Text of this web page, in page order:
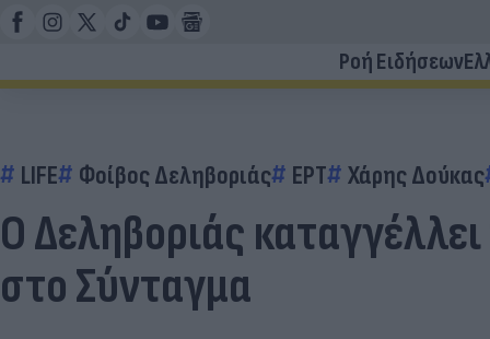
Ροή Ειδήσεων
LIFE Φοίβος Δεληβοριάς ΕΡΤ Χάρης Δούκας
Ο Δεληβοριάς
στο Σύνταγμα